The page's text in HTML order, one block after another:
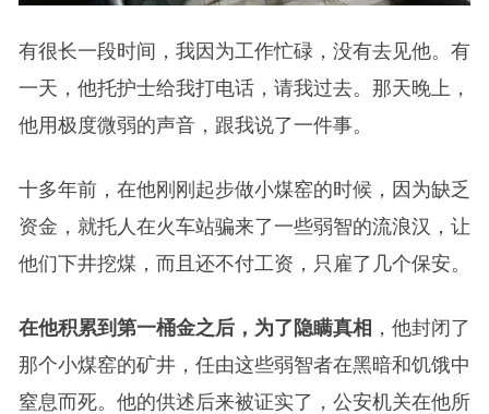
有很长一段时间，我因为工作忙碌，没有去见他。有
一天，他托护士给我打电话，请我过去。那天晚上，
他用极度微弱的声音，跟我说了一件事。
十多年前，在他刚刚起步做小煤窑的时候，因为缺乏
资金，就托人在火车站骗来了一些弱智的流浪汉，让
他们下井挖煤，而且还不付工资，只雇了几个保安。
在他积累到第一桶金之后，为了隐瞒真相 ，他封闭了
那个小煤窑的矿井，任由这些弱智者在黑暗和饥饿中
窒息而死。他的供述后来被证实了，公安机关在他所